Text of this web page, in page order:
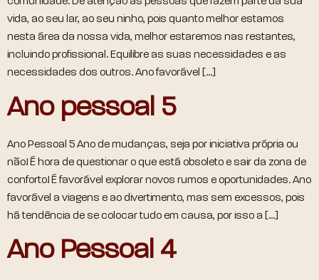
vida, ao seu lar, ao seu ninho, pois quanto melhor estamos
nesta área da nossa vida, melhor estaremos nas restantes,
incluindo profissional. Equilibre as suas necessidades e as
necessidades dos outros. Ano favorável […]
Ano pessoal 5
Ano Pessoal 5 Ano de mudanças, seja por iniciativa própria ou
não! É hora de questionar o que está obsoleto e sair da zona de
conforto! É favorável explorar novos rumos e oportunidades. Ano
favorável a viagens e ao divertimento, mas sem excessos, pois
há tendência de se colocar tudo em causa, por isso a […]
Ano Pessoal 4